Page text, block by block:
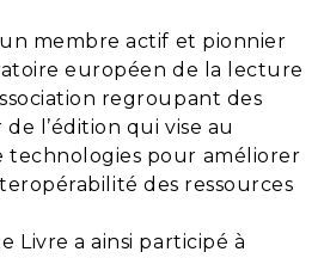
membre actif et pionnier
européen de la lecture
regroupant des
l’édition qui vise au
technologies pour améliorer
des ressources
Livre a ainsi participé à